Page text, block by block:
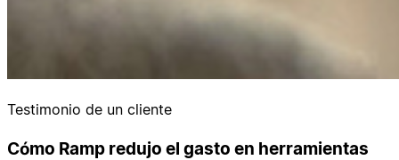
Testimonio de un cliente
Cómo Ramp redujo el gasto en herramientas